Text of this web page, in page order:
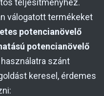
válogatott termékeket
potencianövelő
potencianövelő
szánt
keresel, érdemes